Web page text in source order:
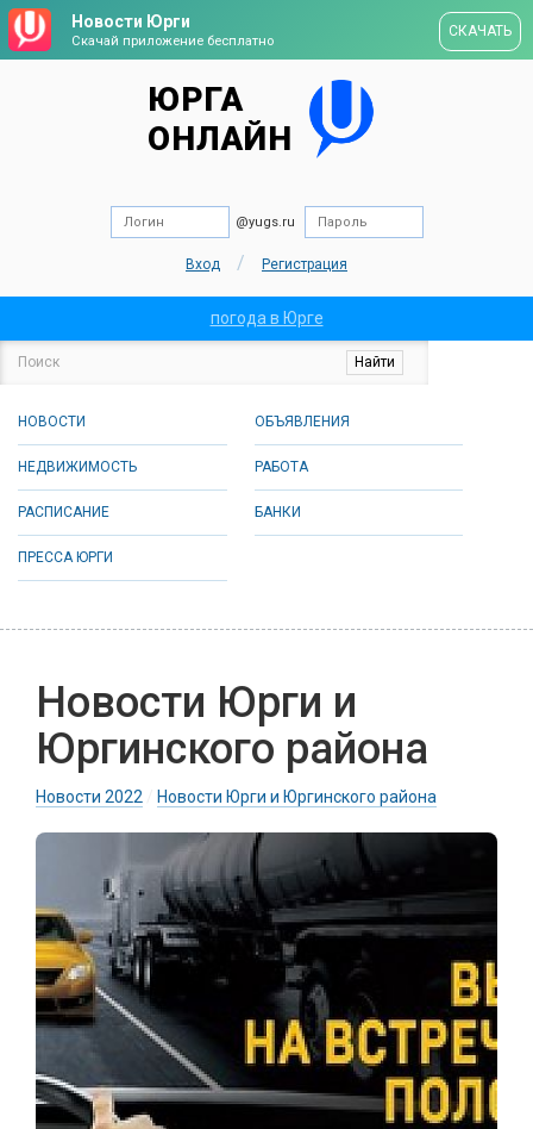
Новости Юрги
Скачай приложение бесплатно
СКАЧАТЬ
ЮРГА
ОНЛАЙН
@yugs.ru
Вход / Регистрация
погода в Юрге
НОВОСТИ ОБЪЯВЛЕНИЯ
НЕДВИЖИМОСТЬ РАБОТА
РАСПИСАНИЕ БАНКИ
ПРЕССА ЮРГИ
Новости Юрги и
Юргинского района
Новости 2022 Новости Юрги и Юргинского района